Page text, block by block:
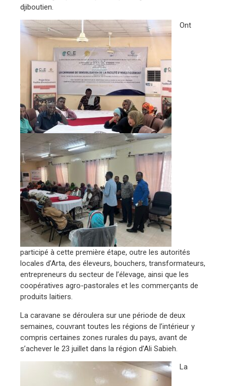
djiboutien.
Ont
participé à cette première étape, outre les autorités
locales d’Arta, des éleveurs, bouchers, transformateurs,
entrepreneurs du secteur de l’élevage, ainsi que les
coopératives agro-pastorales et les commerçants de
produits laitiers.
La caravane se déroulera sur une période de deux
semaines, couvrant toutes les régions de l’intérieur y
compris certaines zones rurales du pays, avant de
s’achever le 23 juillet dans la région d’Ali Sabieh.
La